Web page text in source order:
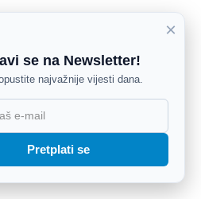
×
se na Newsletter!
najvažnije vijesti dana.
Pretplati se